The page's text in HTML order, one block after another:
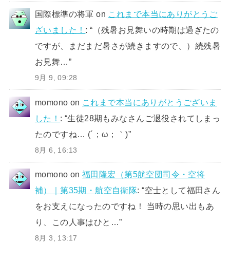
国際標準の将軍 on これまで本当にありがとうご
ざいました！ : “ （残暑お見舞いの時期は過ぎたの
ですが、まだまだ暑さが続きますので、）続残暑
お見舞…”
9月 9, 09:28
momono on これまで本当にありがとうございま
した！ : “生徒28期もみなさんご退役されてしまっ
たのですね… (´；ω；｀)”
8月 6, 16:13
momono on福田隆宏（第5航空団司令・空将
補）｜第35期・航空自衛隊: “空士として福田さん
をお支えになったのですね！ 当時の思い出もあ
り、この人事はひと…”
8月 3, 13:17